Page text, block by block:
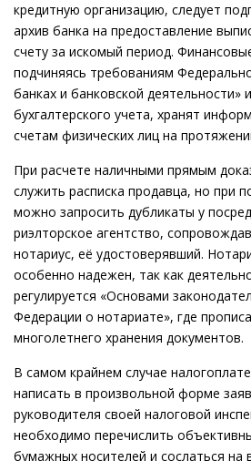
кредитную организацию, следует
архив банка на предоставление
счету за искомый период.
подчиняясь требованиям
банках и банковской деятельности»
бухгалтерского учета, хранят
счетам физических лиц на
При расчете наличными прямым
служить расписка продавца, но при
можно запросить дубликаты у
риэлторское агентство,
нотариус, её удостоверявший.
особенно надежен, так как
регулируется «Основами
Федерации о нотариате», где
многолетнего хранения документов.
В самом крайнем случае
написать в произвольной форме
руководителя своей налоговой
необходимо перечислить
бумажных носителей и сослаться на